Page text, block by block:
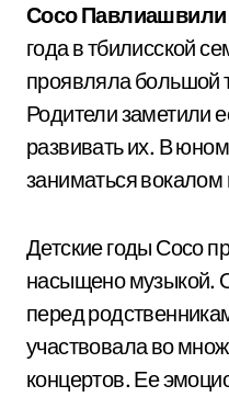
Сосо Павлиашвили
года в тбилисской
проявляла большой
Родители заметили
развивать их. В
заниматься вокалом
Детские годы Сосо
насыщено музыкой.
перед
участвовала во
концертов. Ее